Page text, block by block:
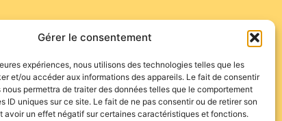
Gérer le consentement
expériences, nous utilisons des technologies telles que les
et/ou accéder aux informations des appareils. Le fait de consentir
permettra de traiter des données telles que le comportement
ID uniques sur ce site. Le fait de ne pas consentir ou de retirer son
avoir un effet négatif sur certaines caractéristiques et fonctions.